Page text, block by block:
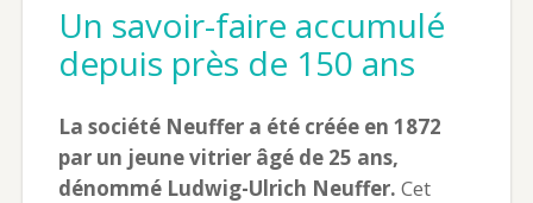
Un savoir-faire accumulé
depuis près de 150 ans
La société Neuffer a été créée en 1872
par un jeune vitrier âgé de 25 ans,
dénommé Ludwig-Ulrich Neuffer. Cet